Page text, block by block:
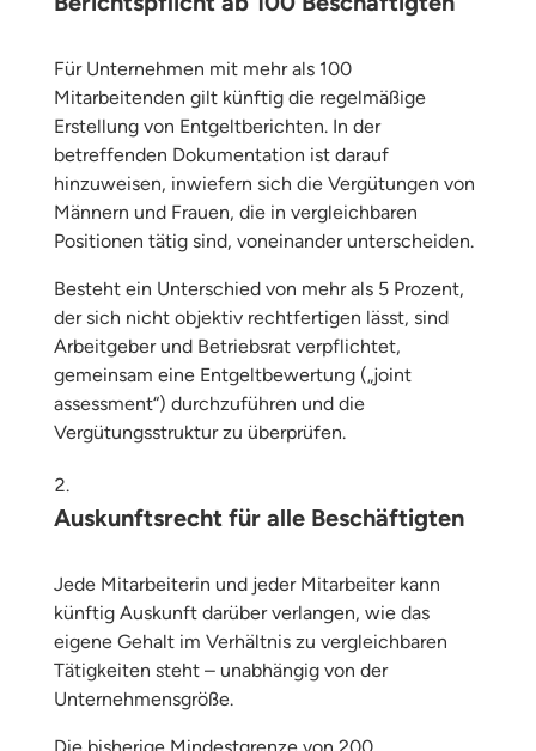
Für Unternehmen mit mehr als 100
Mitarbeitenden gilt künftig die regelmäßige
Erstellung von Entgeltberichten. In der
betreffenden Dokumentation ist darauf
hinzuweisen, inwiefern sich die Vergütungen von
Männern und Frauen, die in vergleichbaren
Positionen tätig sind, voneinander unterscheiden.
Besteht ein Unterschied von mehr als 5 Prozent,
der sich nicht objektiv rechtfertigen lässt, sind
Arbeitgeber und Betriebsrat verpflichtet,
gemeinsam eine Entgeltbewertung („joint
assessment“) durchzuführen und die
Vergütungsstruktur zu überprüfen.
Auskunftsrecht für alle Beschäftigten
Jede Mitarbeiterin und jeder Mitarbeiter kann
künftig Auskunft darüber verlangen, wie das
eigene Gehalt im Verhältnis zu vergleichbaren
Tätigkeiten steht – unabhängig von der
Unternehmensgröße.